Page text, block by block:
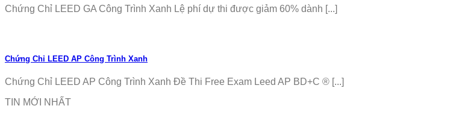
Chứng Chỉ LEED GA Công Trình Xanh Lệ phí dự thi được giảm 60% dành [...]
Chứng Chỉ LEED AP Công Trình Xanh
Chứng Chỉ LEED AP Công Trình Xanh Đề Thi Free Exam Leed AP BD+C ® [...]
TIN MỚI NHẤT